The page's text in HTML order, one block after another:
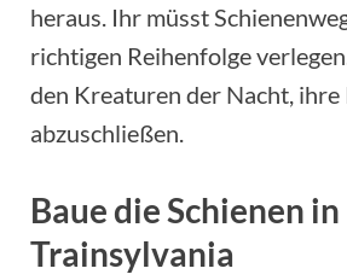
heraus. Ihr müsst
richtigen Reihenfolge
den Kreaturen der Nacht, ihre
abzuschließen.
Baue die Schienen in
Trainsylvania